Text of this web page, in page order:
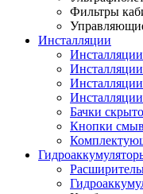
Фильтры
Инсталляции
Бачки
Кнопки